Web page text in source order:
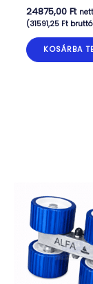
24875,00 Ft
(31591,25 Ft
KOSÁRBA